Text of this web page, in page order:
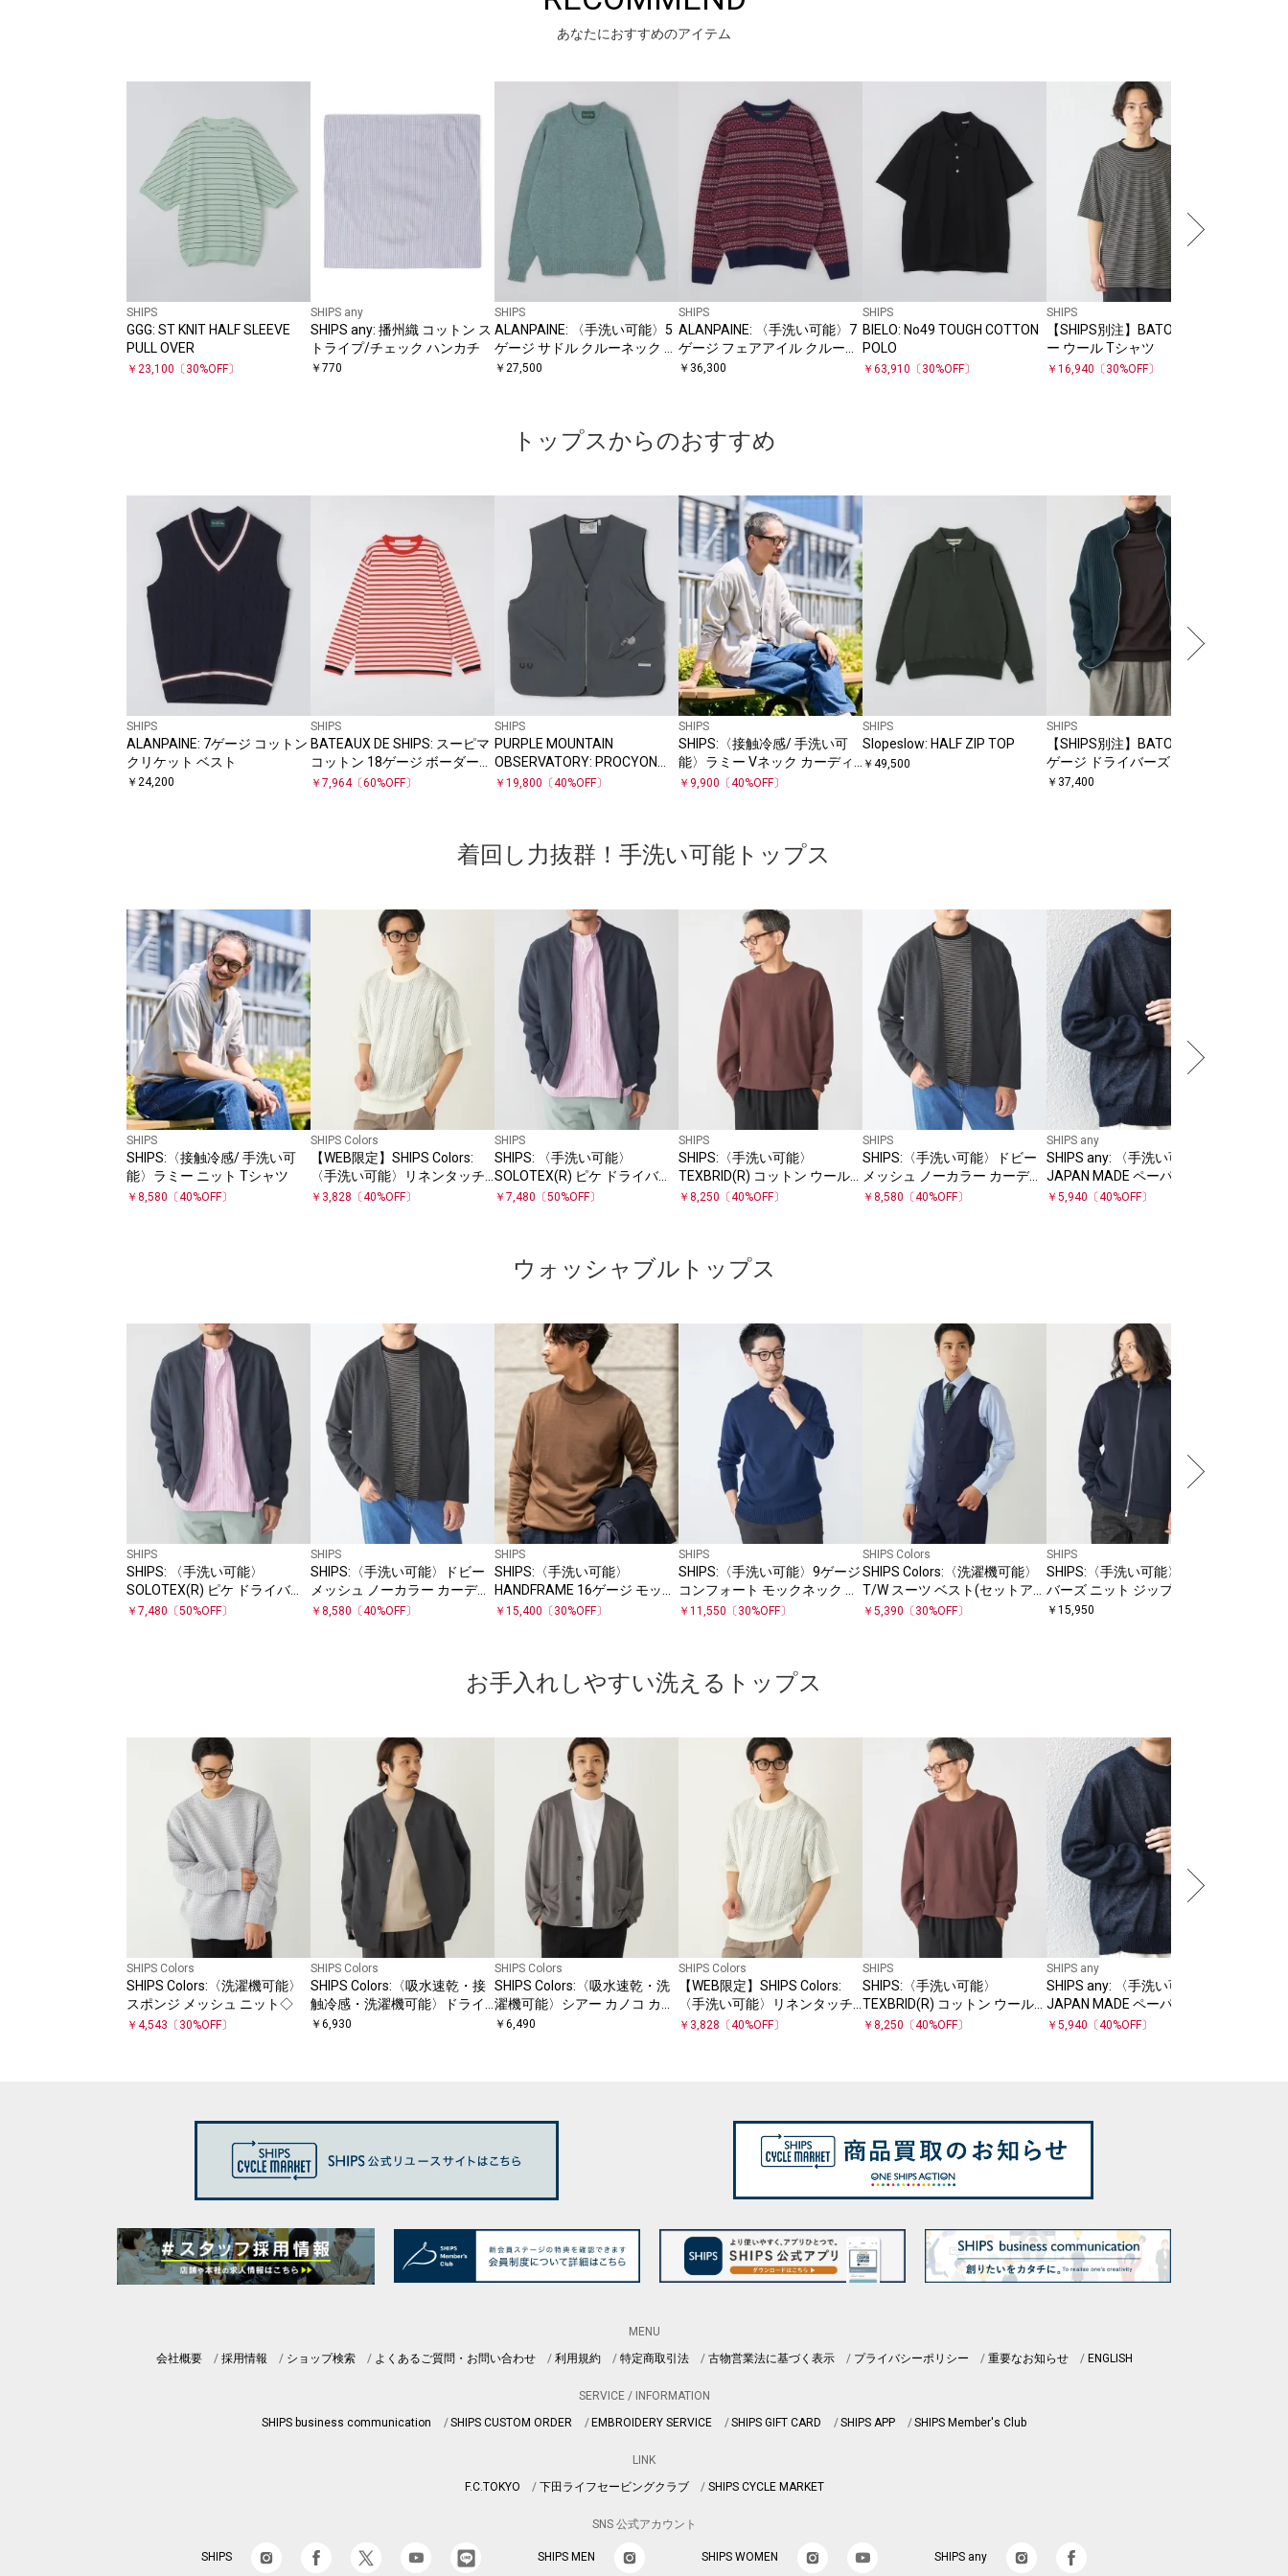
あなたにおすすめのアイテム
SHIPS
GGG: ST KNIT HALF SLEEVE
PULL OVER
￥ 23,100 〔 30%OFF〕
SHIPS any
SHIPS any: 播州織 コットン ス
トライプ/チェック ハンカチ
￥ 770
SHIPS
ALANPAINE: 〈手洗い可能〉5
ゲージ サドル クルーネック ニ
ット
￥ 27,500
SHIPS
ALANPAINE: 〈手洗い可能〉7
ゲージ フェアアイル クルーネ
ック ニット
￥ 36,300
SHIPS
BIELO: No49 TOUGH COTTON
POLO
￥ 63,910 〔 30%OFF〕
SHIPS
【SHIPS別注】BATONER: サマ
ー ウール Tシャツ
￥ 16,940 〔 30%OFF〕
トップスからのおすすめ
SHIPS
ALANPAINE: 7ゲージ コットン
クリケット ベスト
￥ 24,200
SHIPS
BATEAUX DE SHIPS: スーピマ
コットン 18ゲージ ボーダー
クルーネック ニット
￥ 7,964〔60%OFF〕
SHIPS
PURPLE MOUNTAIN
OBSERVATORY: PROCYON
VEST
￥ 19,800 〔40%OFF〕
SHIPS
SHIPS:〈接触冷感/ 手洗い可
能〉ラミー Vネック カーディ
ガン
￥ 9,900 〔40%OFF〕
SHIPS
Slopeslow: HALF ZIP TOP
￥ 49,500
SHIPS
【SHIPS別注】BATONER: 10
ゲージ ドライバーズ ニット
￥ 37,400
着回し力抜群！手洗い可能トップス
SHIPS
SHIPS:〈接触冷感/ 手洗い可
能〉ラミー ニット Tシャツ
￥ 8,580 〔40%OFF〕
SHIPS Colors
【WEB限定】SHIPS Colors:
〈手洗い可能〉リネンタッチ
針抜き ニット◇
￥ 3,828 〔40%OFF〕
SHIPS
SHIPS: 〈手洗い可能〉
SOLOTEX(R) ピケ ドライバー
ズ ニット
￥ 7,480 〔50%OFF〕
SHIPS
SHIPS:〈手洗い可能〉
TEXBRID(R) コットン ウール
ピケ クルーネック ニット
￥ 8,250 〔40%OFF〕
SHIPS
SHIPS:〈手洗い可能〉ドビー
メッシュ ノーカラー カーディ
ガン
￥ 8,580 〔40%OFF〕
SHIPS any
SHIPS any: 〈手洗い可能〉
JAPAN MADE ペーパーヤーン
ハイゲージ クルーネック ニッ
￥ 5,940 〔40%OFF〕
ウォッシャブルトップス
SHIPS
SHIPS: 〈手洗い可能〉
SOLOTEX(R) ピケ ドライバー
ズ ニット
￥ 7,480 〔50%OFF〕
SHIPS
SHIPS:〈手洗い可能〉ドビー
メッシュ ノーカラー カーディ
ガン
￥ 8,580 〔40%OFF〕
SHIPS
SHIPS:〈手洗い可能〉
HANDFRAME 16ゲージ モック
ネック ニット
￥ 15,400 〔 30%OFF〕
SHIPS
SHIPS:〈手洗い可能〉9ゲージ
コンフォート モックネック プ
ルオーバー ニット
￥ 11,550 〔 30%OFF〕
SHIPS Colors
SHIPS Colors:〈洗濯機可能〉
T/W スーツ ベスト(セットアッ
プ対応可能)
￥ 5,390 〔 30%OFF〕
SHIPS
SHIPS:〈手洗い可能〉ドライ
バーズ ニット ジップ カーディ
ガン
￥ 15,950
お手入れしやすい洗えるトップス
SHIPS Colors
SHIPS Colors:〈洗濯機可能〉
スポンジ メッシュ ニット◇
￥ 4,543 〔 30%OFF〕
SHIPS Colors
SHIPS Colors:〈吸水速乾・接
触冷感・洗濯機可能〉ドライ
ワッシャー シャツ カーディガ
￥ 6,930
SHIPS Colors
SHIPS Colors:〈吸水速乾・洗
濯機可能〉シアー カノコ カー
ディガン◇
￥ 6,490
SHIPS Colors
【WEB限定】SHIPS Colors:
〈手洗い可能〉リネンタッチ
針抜き ニット◇
￥ 3,828 〔40%OFF〕
SHIPS
SHIPS:〈手洗い可能〉
TEXBRID(R) コットン ウール
ピケ クルーネック ニット
￥ 8,250 〔40%OFF〕
SHIPS any
SHIPS any: 〈手洗い可能〉
JAPAN MADE ペーパーヤーン
ハイゲージ クルーネック ニッ
￥ 5,940 〔40%OFF〕
MENU
会社概要
採用情報 ショップ検索 よくあるご質問・お問い合わせ 利用規約 特定商取引法 古物営業法に基づく表示 プライバシーポリシー 重要なお知らせ ENGLISH
SERVICE / INFORMATION
SHIPS business communication
SHIPS CUSTOM ORDER EMBROIDERY SERVICE SHIPS GIFT CARD SHIPS APP SHIPS Member's Club
LINK
F.C.TOKYO
下田ライフセービングクラブ SHIPS CYCLE MARKET
SNS 公式アカウント
SHIPS SHIPS MEN SHIPS WOMEN SHIPS any